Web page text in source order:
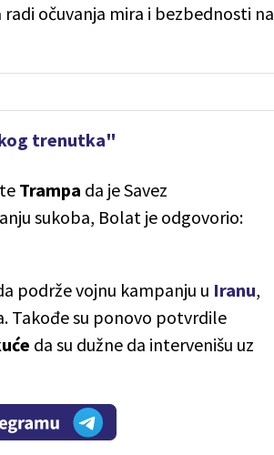
očuvanja mira i bezbednosti na
trenutka"
Trampa da je Savez
sukoba, Bolat je odgovorio:
podrže vojnu kampanju u Iranu,
Takođe su ponovo potvrdile
da su dužne da intervenišu uz